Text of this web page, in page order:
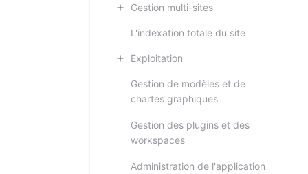
Gestion multi-sites
L'indexation totale du site
Exploitation
Gestion de modèles et de
chartes graphiques
Gestion des plugins et des
workspaces
Administration de l'application